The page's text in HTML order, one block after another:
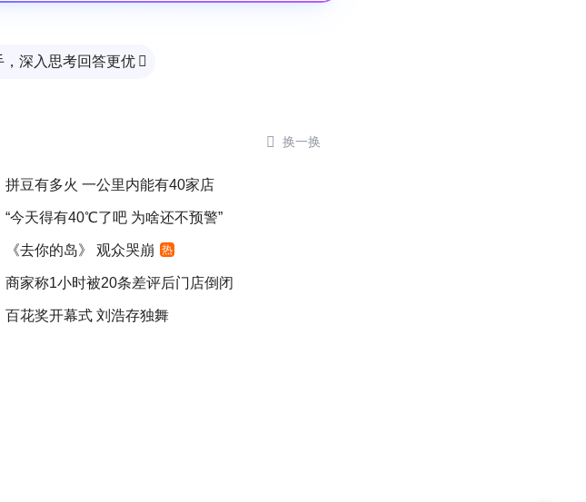
深入思考回答更优 
 换一换
拼豆有多火 一公里内能有40家店
“今天得有40℃了吧 为啥还不预警”
《去你的岛》 观众哭崩 热
商家称1小时被20条差评后门店倒闭
百花奖开幕式 刘浩存独舞